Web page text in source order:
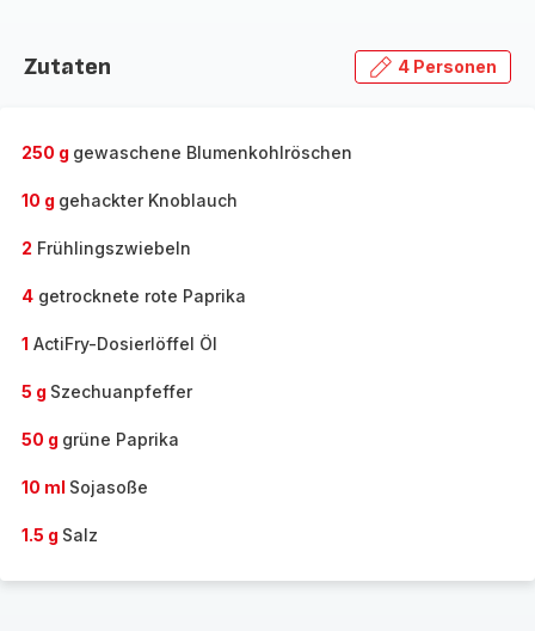
Zutaten 4 Personen
250 g gewaschene Blumenkohlröschen
10 g gehackter Knoblauch
2 Frühlingszwiebeln
4 getrocknete rote Paprika
1 ActiFry-Dosierlöffel Öl
5 g Szechuanpfeffer
50 g grüne Paprika
10 ml Sojasoße
1.5 g Salz